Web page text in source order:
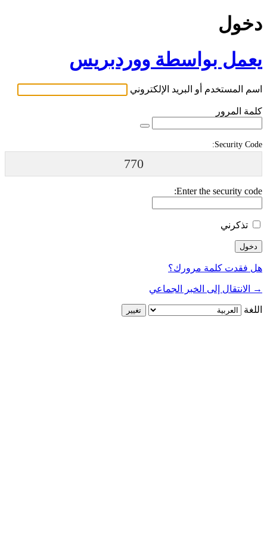
دخول
يعمل بواسطة ووردبريس
اسم المستخدم أو البريد الإلكتروني
كلمة المرور
Security Code:
770
Enter the security code:
تذكرني
هل فقدت كلمة مرورك؟
→ الانتقال إلى الخبر الجماعي
اللغة